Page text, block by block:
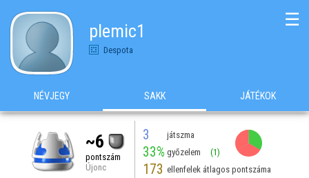
plemic1
Despota
☰
NÉVJEGY SAKK JÁTÉKOK
~6
pontszám
Újonc
3 játszma
33% győzelem (1)
173 ellenfelek átlagos pontszáma